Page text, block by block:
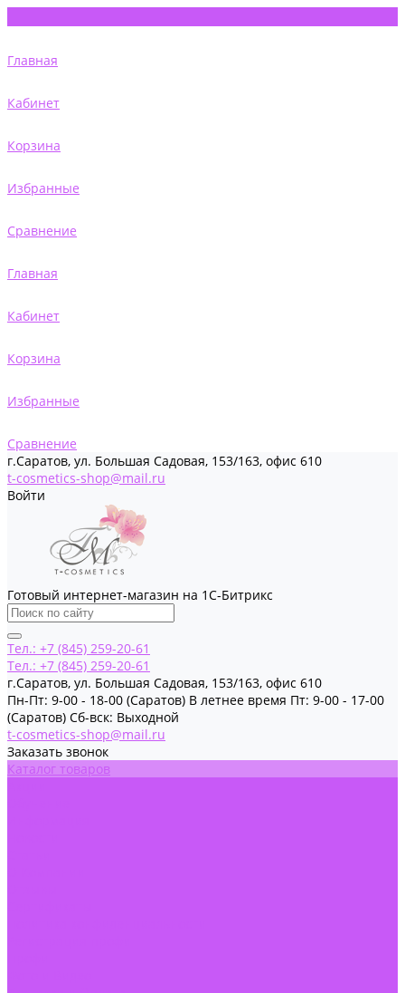
Главная
Кабинет
Корзина
Избранные
Сравнение
Главная
Кабинет
Корзина
Избранные
Сравнение
г.Саратов, ул. Большая Садовая, 153/163, офис 610
t-cosmetics-shop@mail.ru
Войти
Готовый интернет-магазин на 1С-Битрикс
Тел.: +7 (845) 259-20-61
Тел.: +7 (845) 259-20-61
г.Саратов, ул. Большая Садовая, 153/163, офис 610
Пн-Пт: 9-00 - 18-00 (Саратов) В летнее время Пт: 9-00 - 17-00
(Саратов) Сб-вск: Выходной
t-cosmetics-shop@mail.ru
Заказать звонок
Каталог товаров